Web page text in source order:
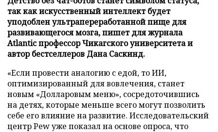
так как искусственный интеллект будет
уподоблен ультрапереработанной пище для
развивающегося мозга, пишет для журнала
Atlantic профессор Чикагского университета и
автор бестселлеров Дана Саскинд.
«Если провести аналогию с едой, то ИИ,
оптимизированный для вовлечения, станет
новым «Долларовым меню», сосредоточившись
на детях, которые меньше всего могут позволить
себе его влияние на развитие. Исследовательский
центр Pew уже показал на основе опроса, что